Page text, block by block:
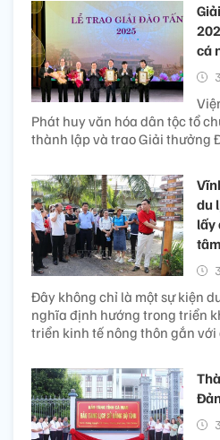
cá
Phát huy văn hóa dân tộc tổ
thành lập và trao Giải thưởng
du
lấy
tâm
Đây không chỉ là một sự kiện
nghĩa định hướng trong triển
triển kinh tế nông thôn gắn